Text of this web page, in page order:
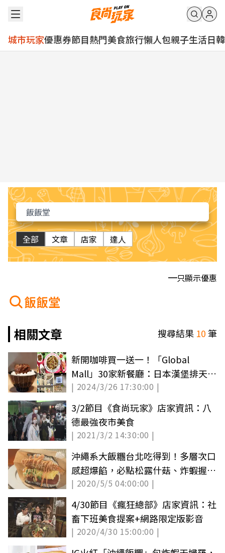
城市玩家優惠券節目熱門美食旅行懶人包親子生活日韓
全部 文章 店家 達人
只顯示優惠
飯飯堂
相關文章
搜尋結果 10筆
新開咖啡買一送一！「Global
Mall」30家新餐廳：日本漢堡排天花
板、酸菜魚
| 2024/3/26 17:30:00 |
3/2節目《食尚玩家》店家資訊：八
德最強夜市美食
| 2021/3/2 14:30:00 |
沖繩系大飯糰台北吃得到！多層次口
感超爆餡，必點松露什菇、炸蝦握飯
丸
| 2020/5/5 04:00:00 |
4/30節目《瘋狂總部》店家資訊：社
畜下班美食提案+網路限定版影音
| 2020/4/30 15:00:00 |